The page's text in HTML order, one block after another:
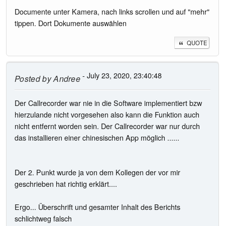
Documente unter Kamera, nach links scrollen und auf "mehr"
tippen. Dort Dokumente auswählen
QUOTE
Posted byAndree- July 23, 2020, 23:40:48
Der Callrecorder war nie in die Software implementiert bzw
hierzulande nicht vorgesehen also kann die Funktion auch
nicht entfernt worden sein. Der Callrecorder war nur durch
das installieren einer chinesischen App möglich ......
Der 2. Punkt wurde ja von dem Kollegen der vor mir
geschrieben hat richtig erklärt....
Ergo... Überschrift und gesamter Inhalt des Berichts
schlichtweg falsch